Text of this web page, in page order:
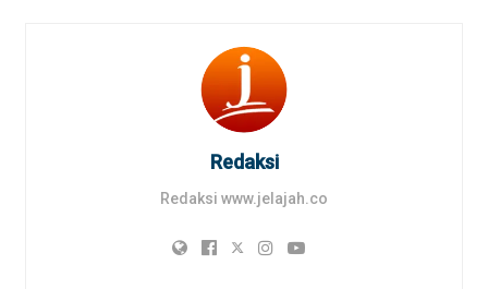
Redaksi
Redaksi www.jelajah.co